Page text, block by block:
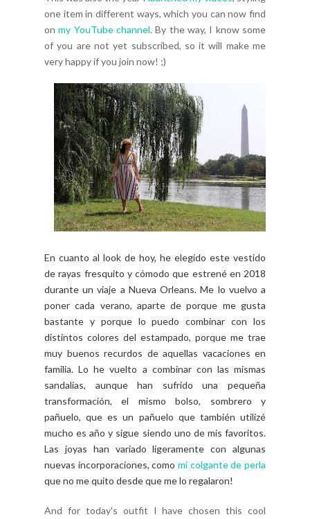
one item in different ways, which you can now find
onmy YouTube channel. By the way, I know some
of you are not yet subscribed, so it will make me
very happy if you join now! ;)
En cuanto al look de hoy, he elegido este vestido
de rayas fresquito y cómodo que estrené en 2018
durante un viaje a Nueva Orleans. Me lo vuelvo a
poner cada verano, aparte de porque me gusta
bastante y porque lo puedo combinar con los
distintos colores del estampado, porque me trae
muy buenos recurdos de aquellas vacaciones en
familia. Lo he vuelto a combinar con las mismas
sandalias, aunque han sufrido una pequeña
transformación, el mismo bolso, sombrero y
pañuelo, que es un pañuelo que también utilizé
mucho es año y sigue siendo uno de mis favoritos.
Las joyas han variado ligeramente con algunas
nuevas incorporaciones, como mi colgante de perla
que no me quito desde que me lo regalaron!
And for today's outfit I have chosen this cool